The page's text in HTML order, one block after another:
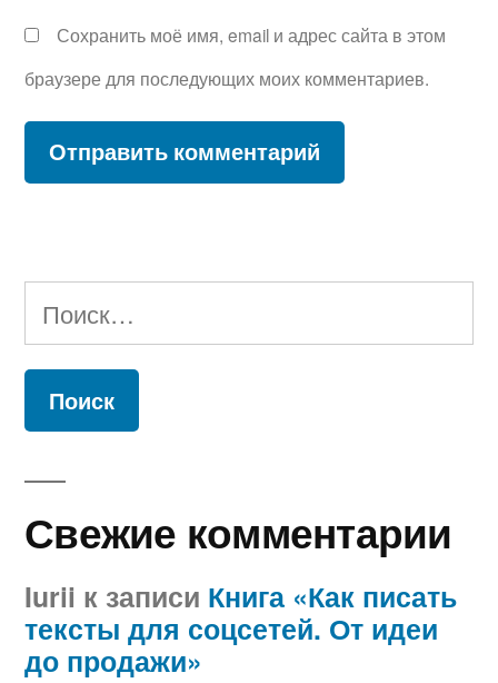
Сохранить моё имя, email и адрес сайта в этом
браузере для последующих моих комментариев.
Найти:
Свежие комментарии
Iurii к записи Книга «Как писать
тексты для соцсетей. От идеи
до продажи»